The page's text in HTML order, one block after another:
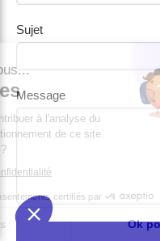
Sujet
Message
nous...
de contribuer à l'analyse du
fonctionnement de ce site.
vous ?
de confidentialité
Consentements certifiés par
choisis